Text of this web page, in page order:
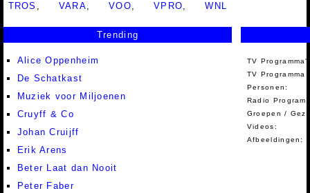
TROS , VARA,VOO,VPRO,WNL
Trending
Alice Oppenheim
De Schatkast
Muziek voor Miljoenen
Cruyff & Co
Johan Cruijff
Erik Arens
Beter Laat dan Nooit
Peter Faber
TV
TV Programma
Personen:
Radio
Groepen /
Videos:
Afbeeldingen: